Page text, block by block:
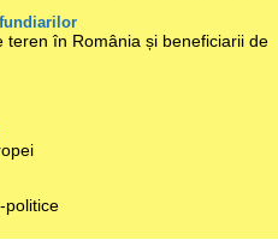
teren în România și beneficiarii de
politice